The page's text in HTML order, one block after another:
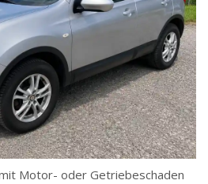
Motor- oder Getriebeschaden